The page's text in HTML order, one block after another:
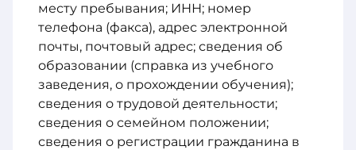
месту пребывания; ИНН; номер
телефона (факса), адрес электронной
почты, почтовый адрес; сведения об
образовании (справка из учебного
заведения, о прохождении обучения);
сведения о трудовой деятельности;
сведения о семейном положении;
сведения о регистрации гражданина в